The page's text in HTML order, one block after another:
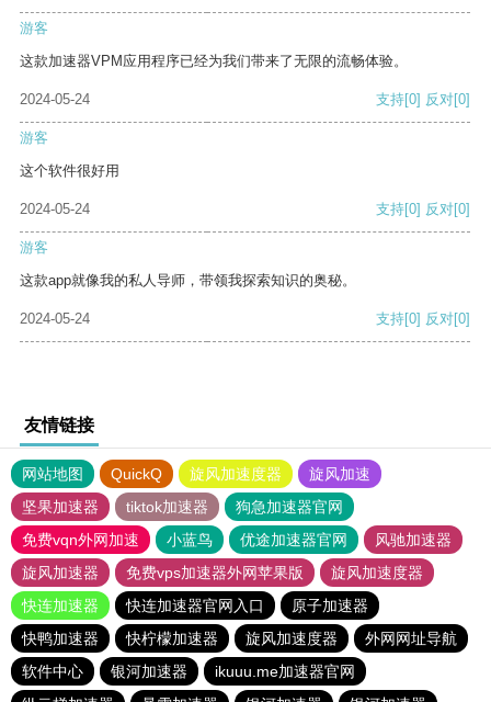
游客
这款加速器VPM应用程序已经为我们带来了无限的流畅体验。
2024-05-24 支持[0] 反对[0]
游客
这个软件很好用
2024-05-24 支持[0] 反对[0]
游客
这款app就像我的私人导师，带领我探索知识的奥秘。
2024-05-24 支持[0] 反对[0]
友情链接
网站地图 QuickQ 旋风加速度器
旋风加速
坚果加速器
tiktok加速器
狗急加速器官网
免费vqn外网加速
小蓝鸟 优途加速器官网
风驰加速器
旋风加速器
免费vps加速器外网苹果版
旋风加速度器
快连加速器
快连加速器官网入口
原子加速器
快鸭加速器
快柠檬加速器 旋风加速度器
外网网址导航
软件中心
银河加速器
ikuuu.me加速器官网